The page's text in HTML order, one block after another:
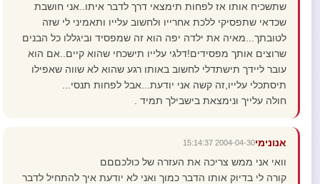
שתשכיח אותו אז לפחות תימצאי דרך לדבר איתו..אני חושבת
שכדאי שתפסיקי ללכת אחרייו ולחשוב עלייו ותאמיני לי שזה
לטובתך...מאיה את ילדה יפה הוא זה שמפסיד וביגללו כל הבנים
שרוצים אותך מפסידים!דלגי עלייו תישכחי שהוא קיים..אם הוא
עובר ליידך תישתדלי לחשוב באותו רגע שהוא לא שווה שאפילו
תיסתכלי עלייו,זה קשה אני יודעת...אבל לפחות תנסי...
חולה עלייך ונימצאת בישבילך תמיד .
אנונימי2004-04-30 15:14:37
וואי אני ממש צריכה את העזרה של כולכםםם
קורה לי בדיוק אותו הדבר כמוך ואני לא יודעת איך להתחיל לדבר